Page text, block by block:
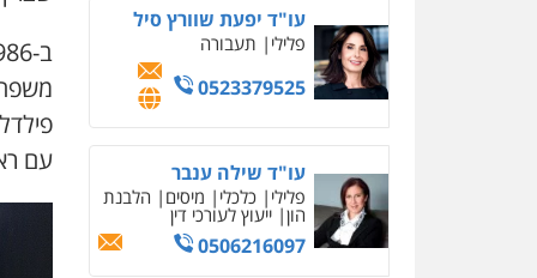
עו"ד יפעת שוורץ סיל
פלילי תעבורה
0523379525
עו"ד שילה ענבר
פלילי כלכלי מיסים הלבנת
הון ייעוץ לעורכי דין
0506216097
עם